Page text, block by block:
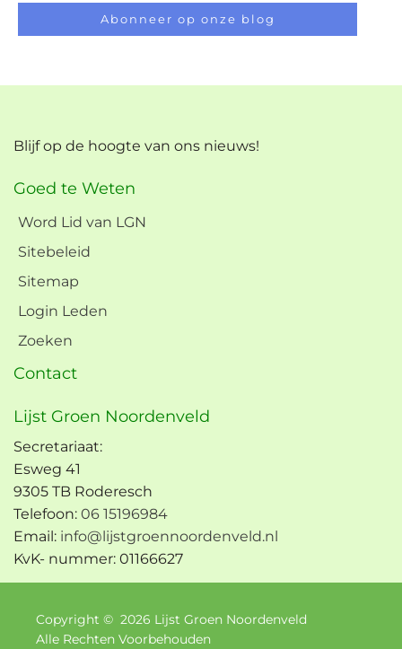
Abonneer op onze blog
Blijf op de hoogte van ons nieuws!
Goed te Weten
Word Lid van LGN
Sitebeleid
Sitemap
Login Leden
Zoeken
Contact
Lijst Groen Noordenveld
Secretariaat:
Esweg 41
9305 TB Roderesch
Telefoon: 06 15196984
Email: info@lijstgroennoordenveld.nl
KvK- nummer: 01166627
Copyright © 2026 Lijst Groen Noordenveld
Alle Rechten Voorbehouden